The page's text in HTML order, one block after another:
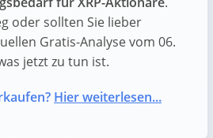
oder sollten Sie lieber
Gratis-Analyse vom 06.
jetzt zu tun ist.
Hier weiterlesen...